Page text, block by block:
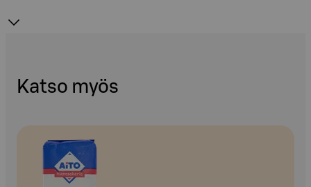
Katso myös